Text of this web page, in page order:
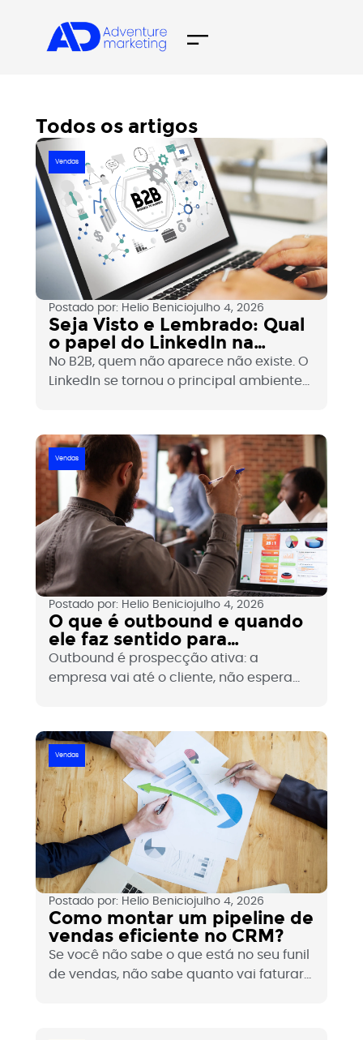
Todos os artigos
Vendas
Postado por: Helio Beniciojulho 4, 2026
Seja Visto e Lembrado: Qual
o papel do LinkedIn na
prospecção B2B?
No B2B, quem não aparece não existe. O
LinkedIn se tornou o principal ambiente
qualquer reunião acontecer. Entender o
papel da plataforma na prospecção
hoje é essencial para qualquer empresa
que quer crescer.
Vendas
Postado por: Helio Beniciojulho 4, 2026
O que é outbound e quando
ele faz sentido para
empresas B2B?
Outbound é prospecção ativa: a
empresa vai até o cliente, não espera
controle sobre o crescimento. Veja o que
é, quando faz sentido e como estruturar
sem virar spam.
Vendas
Postado por: Helio Beniciojulho 4, 2026
Como montar um pipeline de
vendas eficiente no CRM?
Se você não sabe o que está no seu funil
de vendas, não sabe quanto vai faturar